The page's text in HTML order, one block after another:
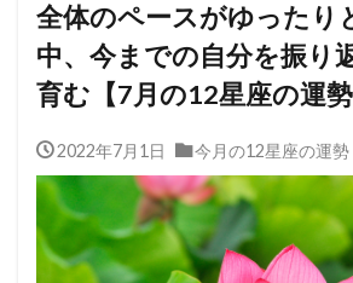
全体のペースがゆったり
中、今までの自分を振り
育む【7月の12星座の運勢
2022年7月1日 今月の12星座の運勢